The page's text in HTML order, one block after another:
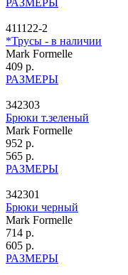
411122-2
*Трусы - в наличии
Mark Formelle
409 р.
РАЗМЕРЫ
342303
Брюки т.зеленый
Mark Formelle
952 р.
565 р.
РАЗМЕРЫ
342301
Брюки черный
Mark Formelle
714 р.
605 р.
РАЗМЕРЫ